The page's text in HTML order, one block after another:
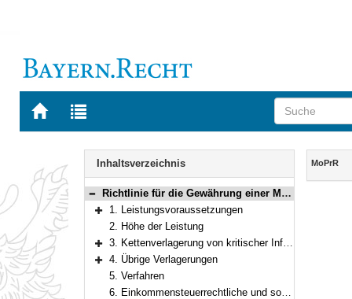
Zur
BAYERN.RECHT
Zur
letzten
Navigation
Inhaltsverzeichnis
Bereich reduzieren
Richtlinie für die Gewährung einer Mobilitätsprämie
Bereich erweitern
1. Leistungsvoraussetzungen
2. Höhe der Leistung
Bereich erweitern
3. Kettenverlagerung von kritischer Infrastruktur in den Bereichen IT und TK
Bereich erweitern
4. Übrige Verlagerungen
5. Verfahren
6. Einkommensteuerrechtliche und sozialversicherungsrechtliche Behandlung
Inhalt
MoPrR